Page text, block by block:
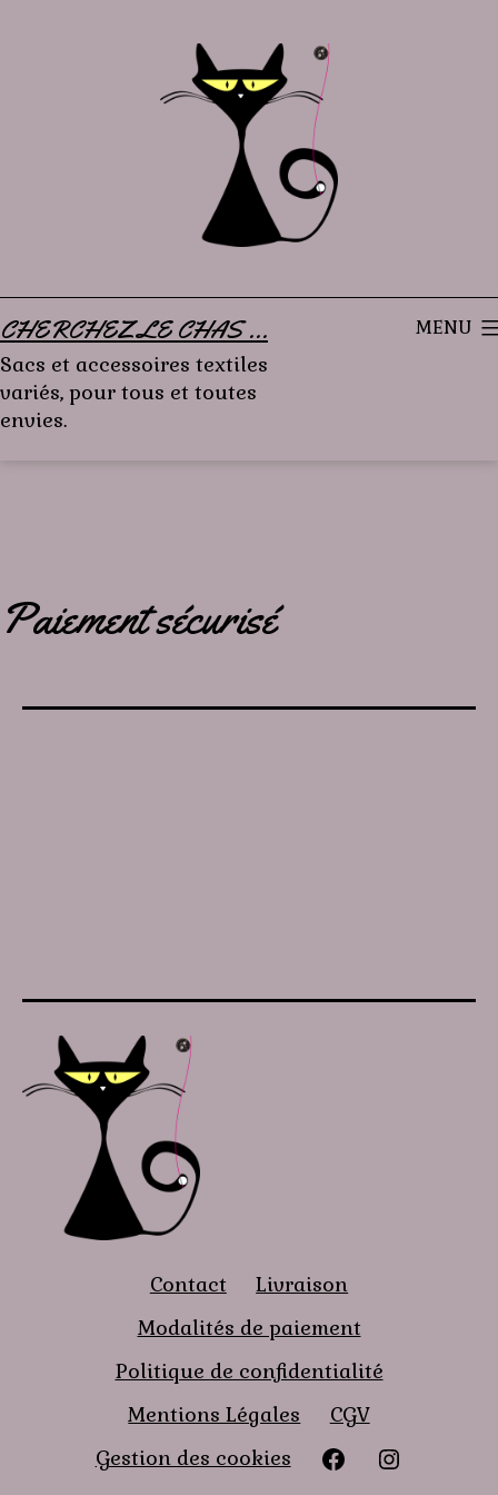
CHERCHEZ LE CHAS ...
Sacs et accessoires textiles
variés, pour tous et toutes
envies.
MENU
Paiement sécurisé
Contact
Livraison
Modalités de paiement
Politique de confidentialité
Mentions Légales
CGV
Gestion des cookies
Facebook